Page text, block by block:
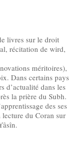
livres sur le droit
récitation de wird,
méritoires),
Dans certains pays
d’actualité dans les
la prière du Subh.
des ses
du Coran sur